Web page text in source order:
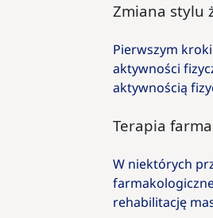
Zmiana stylu
Pierwszym
aktywności
aktywnością
Terapia
W niektórych
rehabilitację